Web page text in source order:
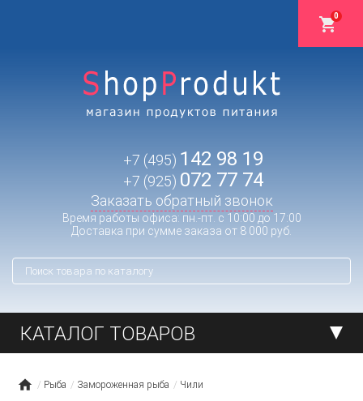
0
+7 (495) 142 98 19
+7 (925) 072 77 74
Заказать обратный звонок
Время работы офиса: пн.-пт. с 10:00 до 17:00
Доставка при сумме заказа от 8 000 руб.
КАТАЛОГ ТОВАРОВ
Рыба Замороженная рыба
Чили